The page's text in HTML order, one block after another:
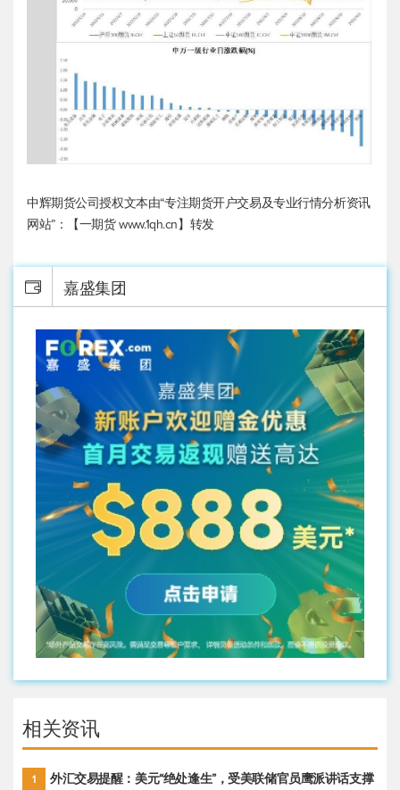
中辉期货公司授权文本由“专注期货开户交易及专业行情分析资讯
网站”：【一期货 www.1qh.cn】转发
嘉盛集团
相关资讯
1 外汇交易提醒：美元“绝处逢生”，受美联储官员鹰派讲话支撑